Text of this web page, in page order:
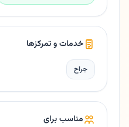
خدمات و تمرکزها
جراح
مناسب برای